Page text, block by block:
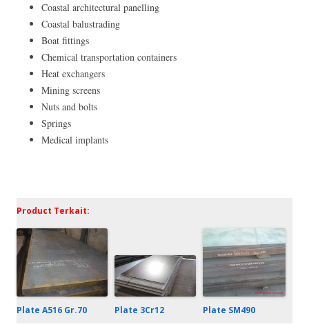
Coastal architectural panelling
Coastal balustrading
Boat fittings
Chemical transportation containers
Heat exchangers
Mining screens
Nuts and bolts
Springs
Medical implants
Product Terkait:
Plate A516 Gr.70 Plate 3Cr12 Plate SM490